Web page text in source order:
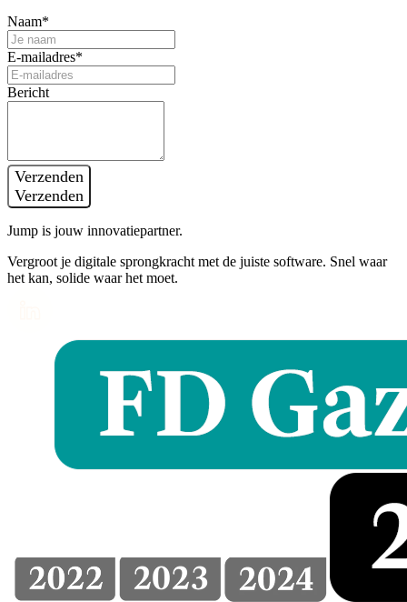
Naam*
E-mailadres*
Bericht
Verzenden
Verzenden
Jump is jouw innovatiepartner.
Vergroot je digitale sprongkracht met de juiste software. Snel waar
het kan, solide waar het moet.